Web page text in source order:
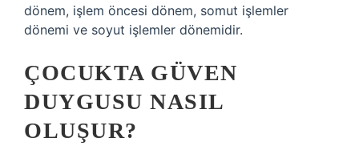
dönem, işlem öncesi dönem, somut işlemler
dönemi ve soyut işlemler dönemidir.
ÇOCUKTA GÜVEN
DUYGUSU NASIL
OLUŞUR?